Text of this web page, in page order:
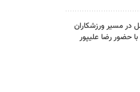
مسیر ورزشکاران
حضور رضا علیپور